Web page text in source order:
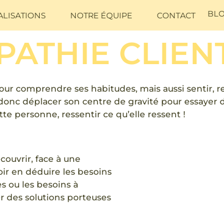
NOTRE ÉQUIPE CONTACT
comprendre ses habitudes, mais aussi sentir,
déplacer son centre de gravité pour essayer
personne, ressentir ce qu’elle ressent !
face à une
en déduire les besoins
ou les besoins à
des solutions porteuses